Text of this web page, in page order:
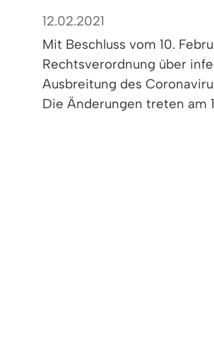
12.02.2021
Mit Beschluss vom 10.
Rechtsverordnung über
Ausbreitung des
Die Änderungen treten am